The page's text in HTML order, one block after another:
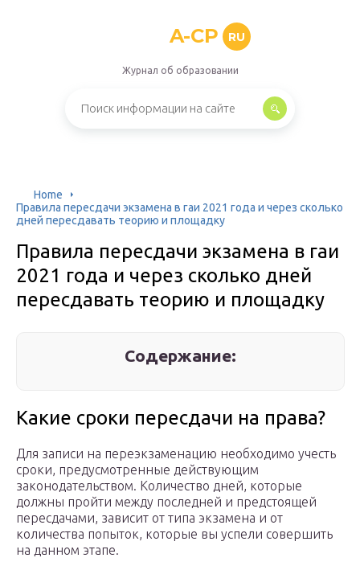
A-CP RU
Журнал об образовании
Home
Правила пересдачи экзамена в гаи 2021 года и через сколько
дней пересдавать теорию и площадку
Правила пересдачи экзамена в гаи
2021 года и через сколько дней
пересдавать теорию и площадку
Содержание:
Какие сроки пересдачи на права?
Для записи на переэкзаменацию необходимо учесть
сроки, предусмотренные действующим
законодательством. Количество дней, которые
должны пройти между последней и предстоящей
пересдачами, зависит от типа экзамена и от
количества попыток, которые вы успели совершить
на данном этапе.